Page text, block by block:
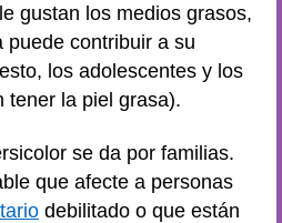
gustan los medios grasos,
puede contribuir a su
los adolescentes y los
tener la piel grasa).
se da por familias.
que afecte a personas
debilitado o que están